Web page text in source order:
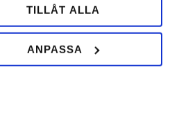
TILLÅT ALLA
ANPASSA